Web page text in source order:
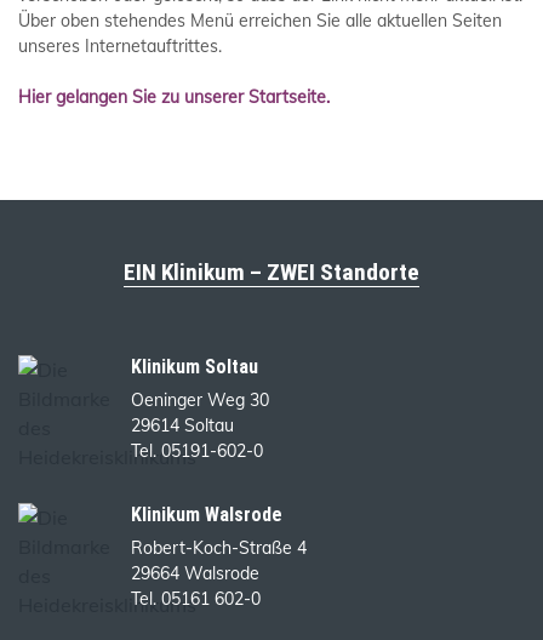
Über oben stehendes Menü erreichen Sie alle aktuellen Seiten
unseres Internetauftrittes.
Hier gelangen Sie zu unserer Startseite.
EIN Klinikum – ZWEI Standorte
Klinikum Soltau
Oeninger Weg 30
29614 Soltau
Tel. 05191-602-0
Klinikum Walsrode
Robert-Koch-Straße 4
29664 Walsrode
Tel. 05161 602-0